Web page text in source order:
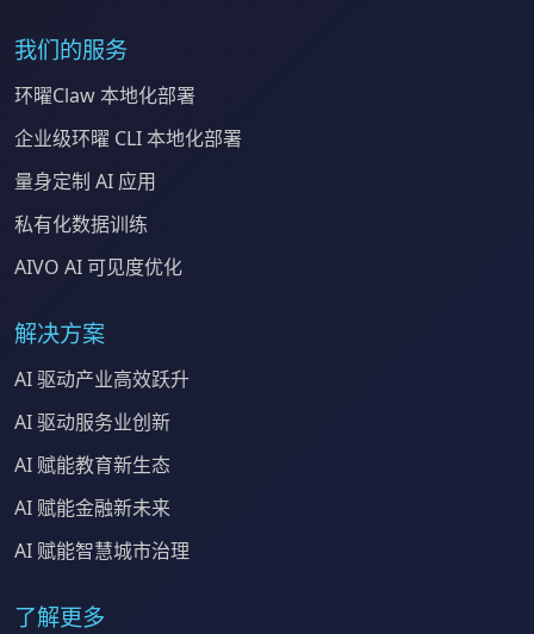
我们的服务
环曜Claw 本地化部署
企业级环曜 CLI 本地化部署
量身定制 AI 应用
私有化数据训练
AIVO AI 可见度优化
解决方案
AI 驱动产业高效跃升
AI 驱动服务业创新
AI 赋能教育新生态
AI 赋能金融新未来
AI 赋能智慧城市治理
了解更多